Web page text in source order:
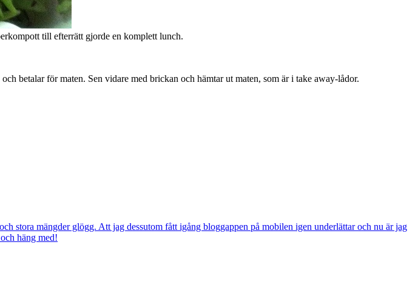
till efterrätt gjorde en komplett lunch.
betalar för maten. Sen vidare med brickan och hämtar ut maten, som är i take away-lådor.
stora mängder glögg. Att jag dessutom fått igång bloggappen på mobilen igen underlättar och nu är jag
häng med!